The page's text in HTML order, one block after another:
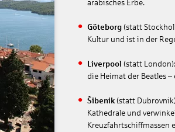
arabisches Erbe.
Göteborg (statt
Kultur und ist in der
Liverpool (statt
die Heimat der Beatles
Šibenik (statt
Kathedrale und
Kreuzfahrtschiffmassen